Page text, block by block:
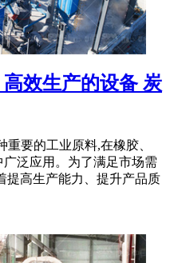
效生产的设备 炭
重要的工业原料,在橡胶、
泛应用。为了满足市场需
提高生产能力、提升产品质